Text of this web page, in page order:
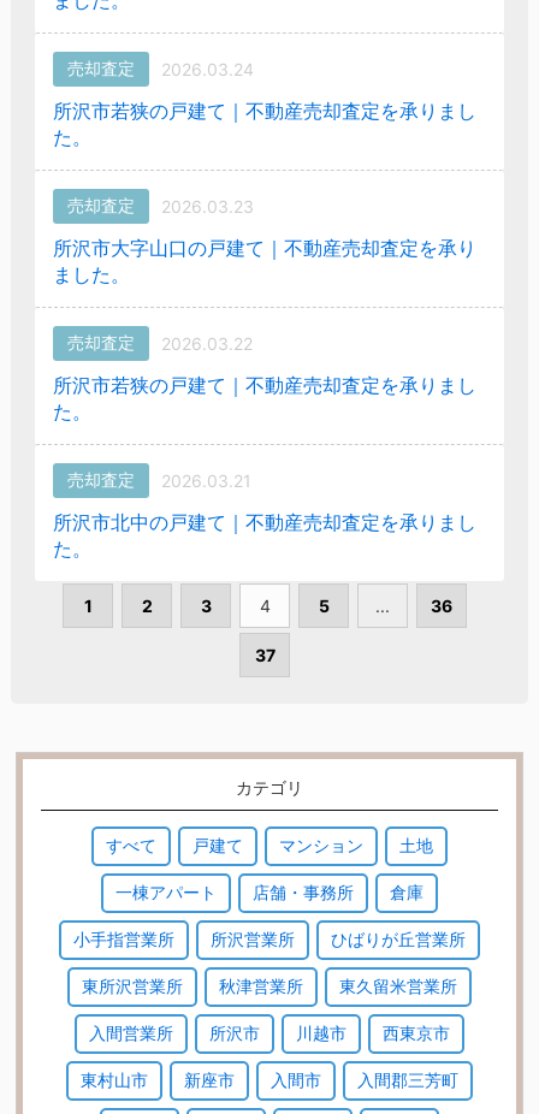
売却査定 2026.03.24
所沢市若狭の戸建て｜不動産売却査定を承りまし
た。
売却査定 2026.03.23
所沢市大字山口の戸建て｜不動産売却査定を承り
ました。
売却査定 2026.03.22
所沢市若狭の戸建て｜不動産売却査定を承りまし
た。
売却査定 2026.03.21
所沢市北中の戸建て｜不動産売却査定を承りまし
た。
1 2 3 4 5 ... 36
37
カテゴリ
すべて 戸建て マンション 土地
一棟アパート 店舗・事務所 倉庫
小手指営業所 所沢営業所 ひばりが丘営業所
東所沢営業所 秋津営業所 東久留米営業所
入間営業所 所沢市 川越市 西東京市
東村山市 新座市 入間市 入間郡三芳町